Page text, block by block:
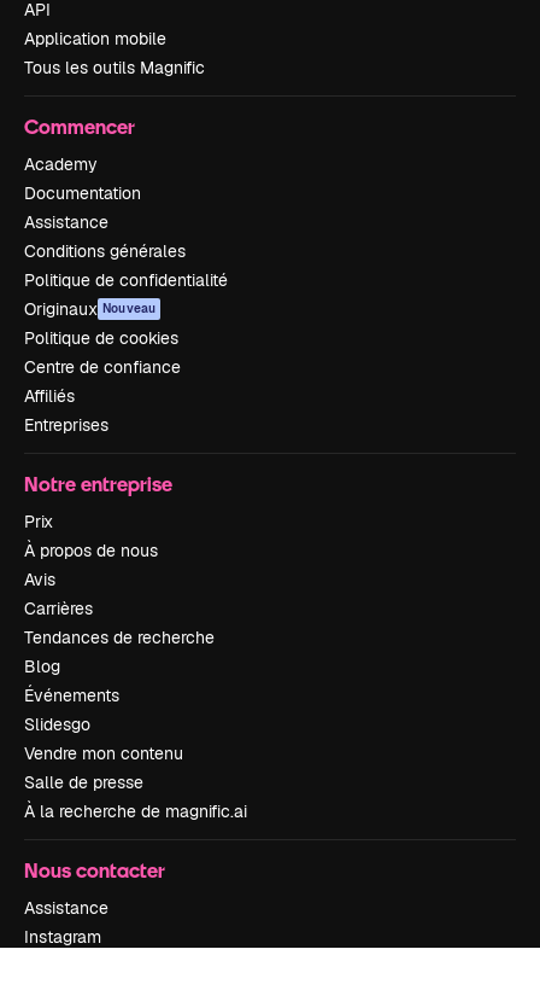
API
Application mobile
Tous les outils Magnific
Commencer
Academy
Documentation
Assistance
Conditions générales
Politique de confidentialité
Originaux Nouveau
Politique de cookies
Centre de confiance
Affiliés
Entreprises
Notre entreprise
Prix
À propos de nous
Avis
Carrières
Tendances de recherche
Blog
Événements
Slidesgo
Vendre mon contenu
Salle de presse
À la recherche de magnific.ai
Nous contacter
Assistance
Instagram